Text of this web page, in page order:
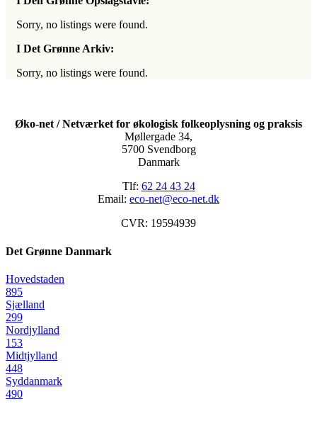
Sorry, no listings were found.
I Det Grønne Arkiv:
Sorry, no listings were found.
Øko-net / Netværket for økologisk folkeoplysning og praksis
Møllergade 34,
5700 Svendborg
Danmark
Tlf: 62 24 43 24
Email: eco-net@eco-net.dk
CVR: 19594939
Det Grønne Danmark
Hovedstaden
895
Sjælland
299
Nordjylland
153
Midtjylland
448
Syddanmark
490